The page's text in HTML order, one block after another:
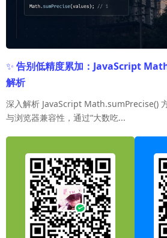
✨ 告别低精度累加：JavaScript
解析
深入解析 JavaScript Math.sumPrecise()
与浏览器兼容性，通过“大数吃...